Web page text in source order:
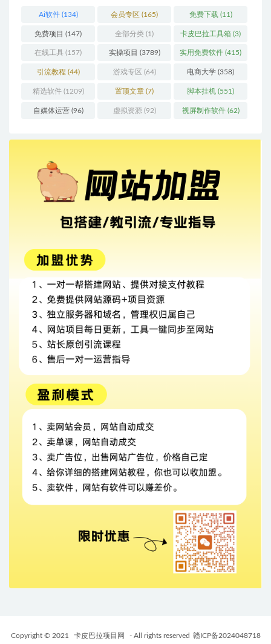
Ai软件(134) 会员专区 (165) 免费下载 (11)
免费项目 (147) 全部分类 (1) 卡皮巴拉工具箱 (3)
在线工具 (157) 实操项目 (3789) 实用免费软件 (415)
引流教程 (44) 游戏专区 (64) 电商大学 (358)
精选软件(1209) 置顶文章 (7) 脚本挂机 (551)
自媒体运营(96) 虚拟资源 (92) 视屏制作软件(62)
Copyright © 2021 卡皮巴拉项目网 - All rights reserved 赣ICP备2024048718